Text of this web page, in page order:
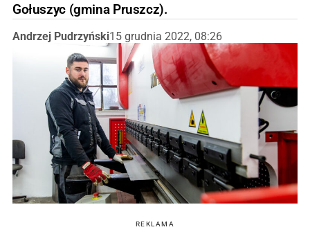
Gołuszyc (gmina Pruszcz).
Andrzej Pudrzyński15 grudnia 2022, 08:26
REKLAMA